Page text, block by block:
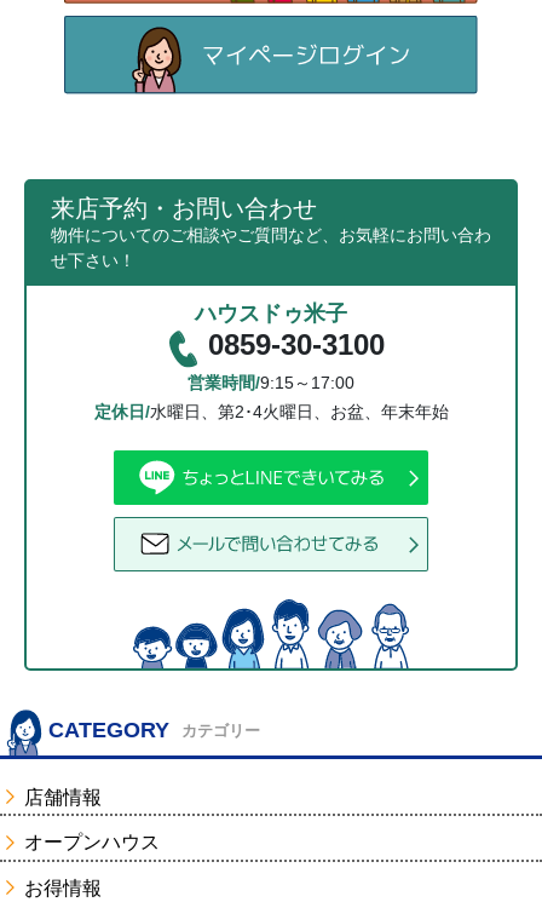
来店予約・お問い合わせ
物件についてのご相談やご質問など、お気軽にお問い合わ
せ下さい！
ハウスドゥ米子
0859-30-3100
営業時間/9:15～17:00
定休日/水曜日、第2･4火曜日、お盆、年末年始
CATEGORY カテゴリー
店舗情報
オープンハウス
お得情報